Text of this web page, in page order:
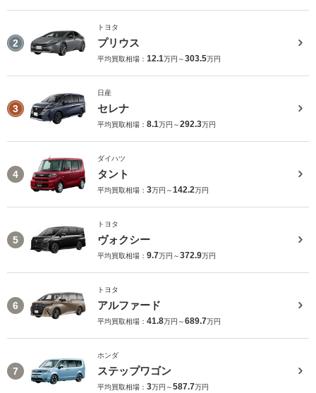
2
トヨタ
プリウス
平均買取相場： 12.1万円～303.5万円
3
日産
セレナ
平均買取相場： 8.1万円～292.3万円
4
ダイハツ
タント
平均買取相場： 3万円～142.2万円
5
トヨタ
ヴォクシー
平均買取相場： 9.7万円～372.9万円
6
トヨタ
アルファード
平均買取相場： 41.8万円～689.7万円
7
ホンダ
ステップワゴン
平均買取相場： 3万円～587.7万円